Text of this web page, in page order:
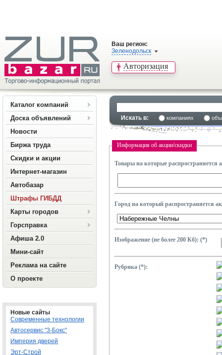
Ваш регион:
Зеленодольск
Авторизация
Каталог компаний
Доска объявлений
Новости
Биржа труда
Скидки и акции
Интернет-магазин
Автобазар
Штрафы ГИБДД
Карты городов
Горсправка
Афиша 2.0
Мини-сайт
Реклама на сайте
О проекте
Новые сайты
Современные технологии
Автосервис "3-Бокс"
Империя дверей
Эрт-Строй
Искать в: компаниях
Информация об акции/скидки
Товары на которые распространяется
Город на который распространяется
Изображение (не более 200 Кб): (*)
Рубрика (*):